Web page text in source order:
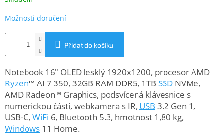
www.inpraise.cz
a
Cyklo
a
sport
Dílna
Možnosti doručení
Přidat do košíku
Notebook 16" OLED lesklý 1920x1200, procesor AMD
Ryzen™ AI 7 350, 32GB RAM DDR5, 1TB SSD NVMe,
AMD Radeon™ Graphics, podsvícená klávesnice s
numerickou částí, webkamera s IR, USB 3.2 Gen 1,
USB-C, WiFi 6, Bluetooth 5.3, hmotnost 1,80 kg,
Windows 11 Home.